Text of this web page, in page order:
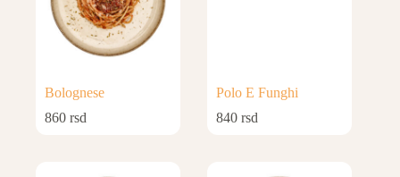
Bolognese
860 rsd
Polo E Funghi
840rsd